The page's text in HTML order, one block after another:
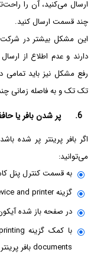
ارسال می‌کنید، آن را
چند قسمت ارسال کنید.
این مشکل بیشتر در
دارند و عدم اطلاع از
رفع مشکل نیز باید
تک تک و به فاصله زمانی
6. پر شدن بافر یا حافظه پرینتر
اگر بافر پرینتر پر
می‌توانید:
به قسمت کنترل پنل
گزینه Device and printer را انتخاب کنید.
در صفحه باز شده
documents بافر پرینتر خود را خالی کنید.